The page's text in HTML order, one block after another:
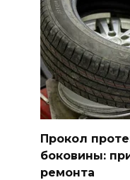
Прокол
боковины:
ремонта